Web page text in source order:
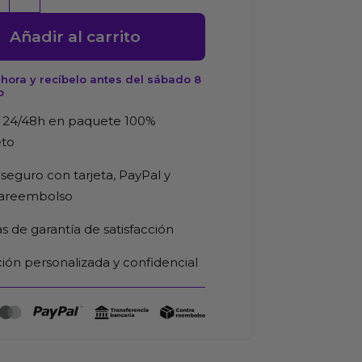
Añadir al carrito
y recíbelo antes del sábado 8
24/48h en paquete 100%
con tarjeta, PayPal y
de garantía de satisfacción
personalizada y confidencial